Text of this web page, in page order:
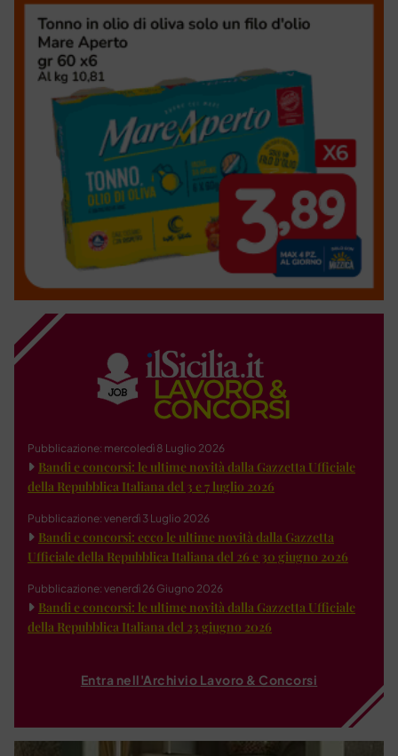
Pubblicazione: mercoledì 8 Luglio 2026
Bandi e concorsi: le ultime novità dalla Gazzetta Ufficiale
della Repubblica Italiana del 3 e 7 luglio 2026
Pubblicazione: venerdì 3 Luglio 2026
Bandi e concorsi: ecco le ultime novità dalla Gazzetta
Ufficiale della Repubblica Italiana del 26 e 30 giugno 2026
Pubblicazione: venerdì 26 Giugno 2026
Bandi e concorsi: le ultime novità dalla Gazzetta Ufficiale
della Repubblica Italiana del 23 giugno 2026
Entra nell'Archivio Lavoro & Concorsi